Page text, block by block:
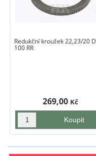
Redukční kroužek 22,23/20
100 RR
269,00 Kč